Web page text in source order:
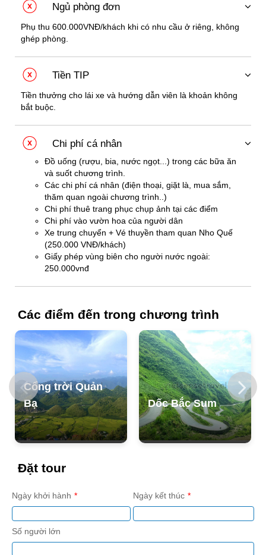
Ngủ phòng đơn
Phụ thu 600.000VNĐ/khách khi có nhu cầu ở riêng, không
ghép phòng.
Tiền TIP
Tiền thưởng cho lái xe và hướng dẫn viên là khoản không
bắt buộc.
Chi phí cá nhân
Đồ uống (rượu, bia, nước ngọt...) trong các bữa ăn
và suốt chương trình.
Các chi phí cá nhân (điện thoại, giặt là, mua sắm,
thăm quan ngoài chương trình..)
Chi phí thuê trang phục chụp ảnh tại các điểm
Chi phí vào vườn hoa của người dân
Xe trung chuyển + Vé thuyền tham quan Nho Quế
(250.000 VNĐ/khách)
Giấy phép vùng biên cho người nước ngoài:
250.000vnđ
Các điểm đến trong chương trình
Cổng trời Quản
Bạ
Dốc Bắc Sum
Đặt tour
Ngày khởi hành Ngày kết thúc
Số người lớn